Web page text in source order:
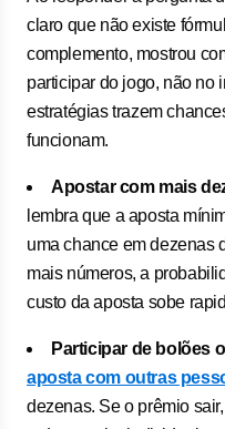
claro que não existe
complemento, mostrou
participar do jogo, não no
estratégias trazem
funcionam.
Apostar com mais
lembra que a aposta
uma chance em dezenas
mais números, a
custo da aposta sobe
Participar de bolões
aposta com outras
dezenas. Se o prêmio